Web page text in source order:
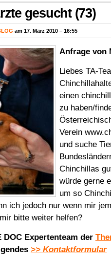
gesucht (73)
am 17. März 2010 – 16:55
Anfrage von
Liebes TA-
einen
zu haben/
Verein
und suche
Chinchillas
würde gerne
um so
ich jedoch nur wenn mir
bitte weiter helfen?
DOC Expertenteam der
>> Kontaktformular